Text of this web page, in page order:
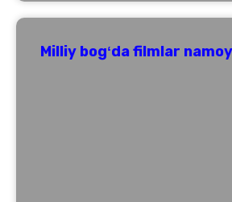
Milliy bogʻda filmlar